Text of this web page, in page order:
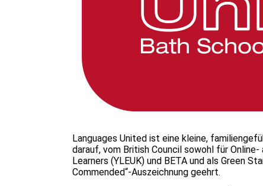
Languages United ist eine kleine,
darauf, vom British Council sowohl für
Learners (YLEUK) und BETA und als Green
Commended“-Auszeichnung geehrt.